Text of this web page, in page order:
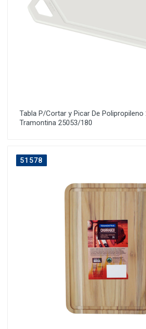
Tabla P/Cortar y Picar De
Tramontina 25053/180
51578